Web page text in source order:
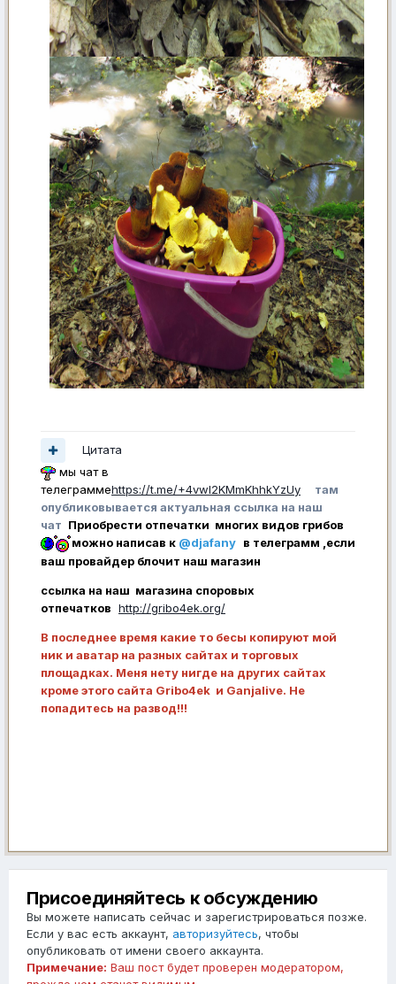
Цитата
мы чат в
телеграммеhttps://t.me/+4vwl2KMmKhhkYzUy
там
опубликовывается актуальная ссылка на наш
чат Приобрести отпечатки многих видов грибов
можно написав к @djafany в телеграмм ,если
ваш провайдер блочит наш магазин
ссылка на наш магазина споровых
отпечатков http://gribo4ek.org/
В последнее время какие то бесы копируют мой
ник и аватар на разных сайтах и торговых
площадках. Меня нету нигде на других сайтах
кроме этого сайта Gribo4ek и Ganjalive. Не
попадитесь на развод!!!
Присоединяйтесь к обсуждению
Вы можете написать сейчас и зарегистрироваться позже.
Если у вас есть аккаунт, авторизуйтесь, чтобы
опубликовать от имени своего аккаунта.
Примечание: Ваш пост будет проверен модератором,